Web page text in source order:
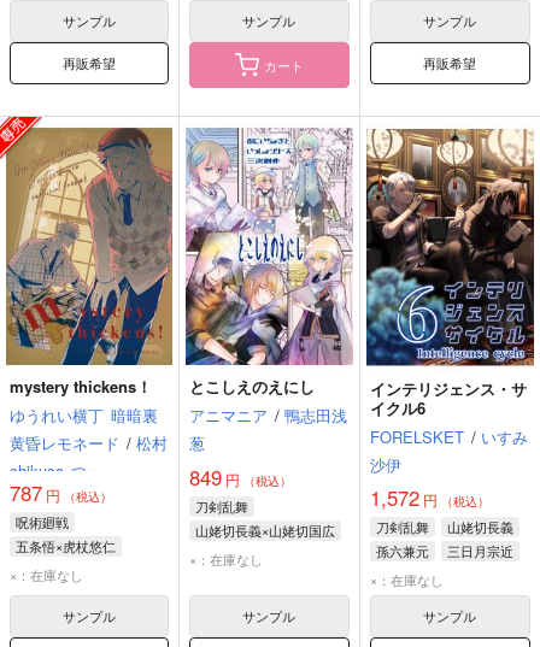
サンプル
再販希望
サンプル
カート
サンプル
再販希望
mystery thickens！
ゆうれい横丁 暗暗裏
黄昏レモネード / 松村
chikusa つぃ
787 円 （税込）
呪術廻戦
五条悟×虎杖悠仁
五条悟
虎杖悠仁
×：在庫なし
サンプル
とこしえのえにし
アニマニア / 鴨志田浅
葱
849 円 （税込）
刀剣乱舞
山姥切長義×山姥切国広
山姥切長義
×：在庫なし
サンプル
インテリジェンス・サ
イクル6
FORELSKET / いすみ
沙伊
1,572円 （税込）
刀剣乱舞
山姥切長義
孫六兼元
三日月宗近
×：在庫なし
サンプル